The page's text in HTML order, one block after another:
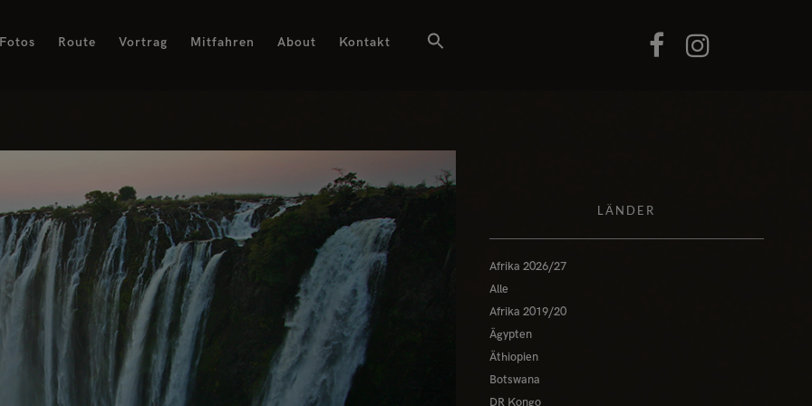
Route Vortrag Mitfahren About Kontakt
LÄNDER
Afrika 2026/27
Alle
Afrika 2019/20
Ägypten
Äthiopien
Botswana
DR Kongo